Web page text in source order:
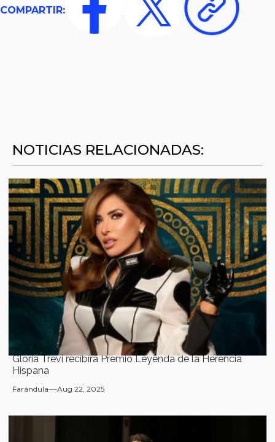
COMPARTIR:
NOTICIAS RELACIONADAS:
Gloria Trevi recibirá Premio Leyenda de la Herencia
Hispana
Farándula Aug 22, 2025